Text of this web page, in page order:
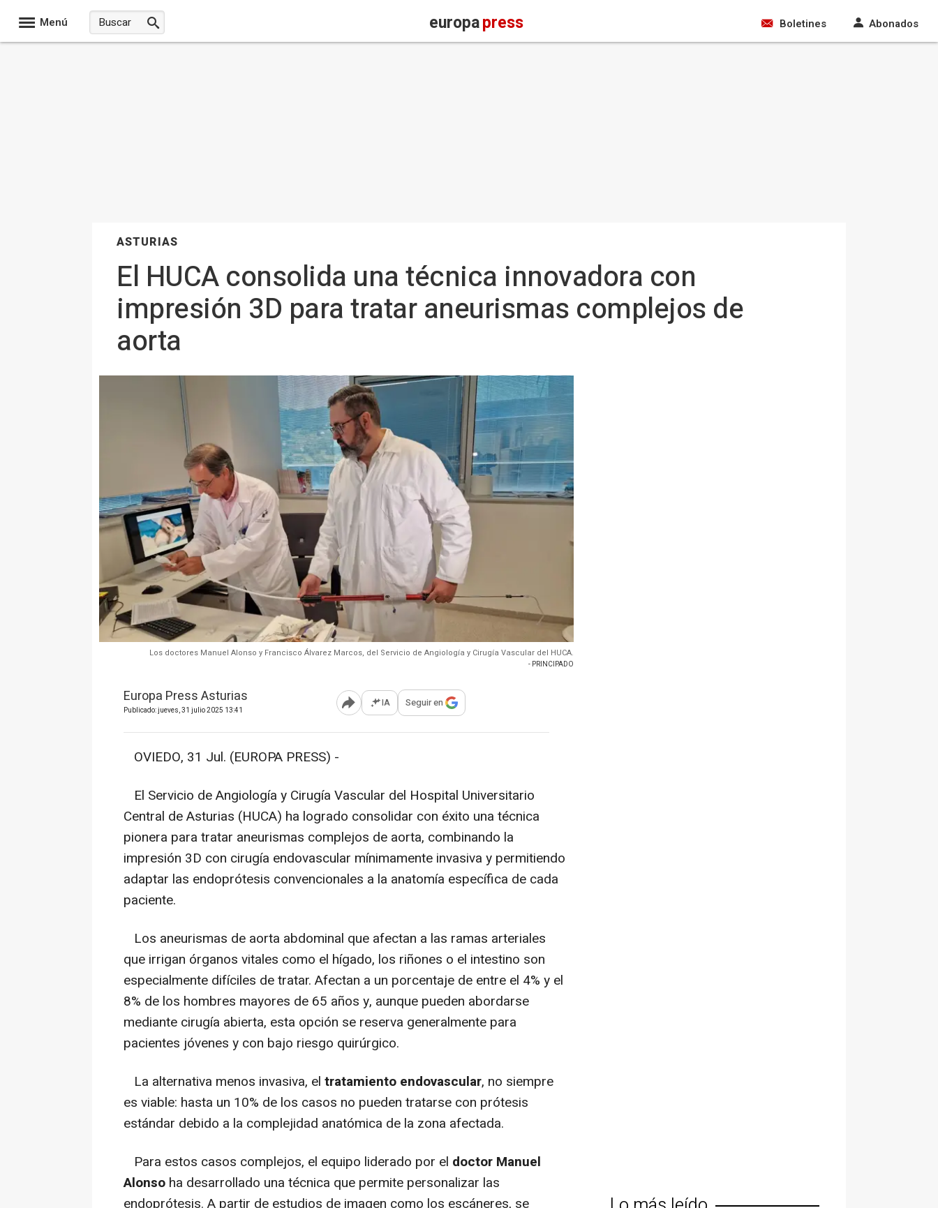
Menú europapress Boletines Abonados
ASTURIAS
El HUCA consolida una técnica innovadora con
impresión 3D para tratar aneurismas complejos de
aorta
Los doctores Manuel Alonso y Francisco Álvarez Marcos, del Servicio de Angiología y Cirugía Vascular del HUCA.
- PRINCIPADO
Europa Press Asturias
Publicado: jueves, 31 julio 2025 13:41 Abrir opciones para compartir
IA Seguir en
OVIEDO, 31 Jul. (EUROPA PRESS) -
El Servicio de Angiología y Cirugía Vascular del Hospital Universitario
Central de Asturias (HUCA) ha logrado consolidar con éxito una técnica
pionera para tratar aneurismas complejos de aorta, combinando la
impresión 3D con cirugía endovascular mínimamente invasiva y permitiendo
adaptar las endoprótesis convencionales a la anatomía específica de cada
paciente.
Los aneurismas de aorta abdominal que afectan a las ramas arteriales
que irrigan órganos vitales como el hígado, los riñones o el intestino son
especialmente difíciles de tratar. Afectan a un porcentaje de entre el 4% y el
8% de los hombres mayores de 65 años y, aunque pueden abordarse
mediante cirugía abierta, esta opción se reserva generalmente para
pacientes jóvenes y con bajo riesgo quirúrgico.
La alternativa menos invasiva, el tratamiento endovascular, no siempre
es viable: hasta un 10% de los casos no pueden tratarse con prótesis
estándar debido a la complejidad anatómica de la zona afectada.
Para estos casos complejos, el equipo liderado por el doctor Manuel
Alonso ha desarrollado una técnica que permite personalizar las
endoprótesis. A partir de estudios de imagen como los escáneres, se